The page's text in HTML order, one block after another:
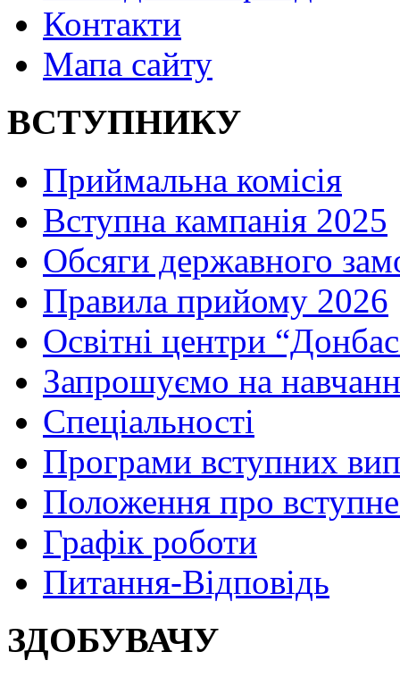
Контакти
Мапа сайту
ВСТУПНИКУ
Приймальна комісія
Вступна кампанія 2025
Обсяги державного
Правила прийому 2026
Освітні центри
Запрошуємо на
Спеціальності
Програми вступних
Положення про
Графік роботи
Питання-Відповідь
ЗДОБУВАЧУ